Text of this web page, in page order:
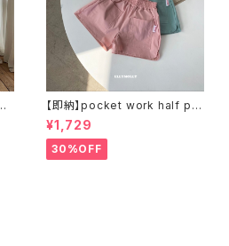
【即納】pocket work half pa
nts ワークハーフパンツ
¥1,729
30%OFF